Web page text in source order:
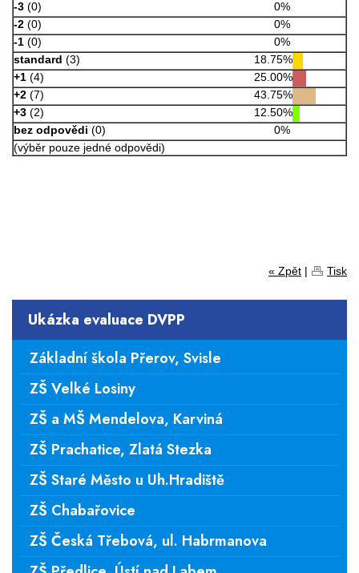
-3 (0)
0%
-2 (0)
0%
-1 (0)
0%
standard (3)
18.75%
+1 (4)
25.00%
+2 (7)
43.75%
+3 (2)
12.50%
bez odpovědi (0)
0%
(výběr pouze jedné odpovědi)
« Zpět | Tisk
Ukázka evaluace DVPP
Základní škola Přerov, Svisle
ZŠ Velké Losiny
ZŠ a MŠ Mendelova, Karviná
ZŠ Prachatice, Zlatá Stezka
ZŠ Staré Město u Uh.Hradiště
ZŠ Chabařovice
ZŠ Česká Třebová, ul. Habrmanova